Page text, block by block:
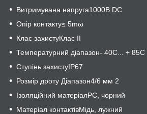
Витримувана напруга1000В DC
Опір контакту≤ 5mω
Клас захистуКлас II
Температурний діапазон- 40C... + 85C
Ступінь захистуIP67
Розмір дроту Діапазон4/6 мм 2
Ізоляційний матеріалPC, чорний
Матеріал контактівМідь, лужний